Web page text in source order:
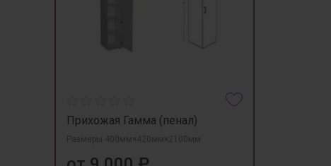
Прихожая Гамма (пенал)
Размеры 400мм×420мм×2100мм